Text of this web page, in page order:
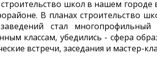
школ в нашем
В планах строительство
стал
классам, убедились - сфера
встречи, заседания и мастер-